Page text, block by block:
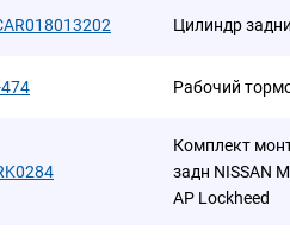
Цилиндр
Рабочий
Комплект
задн NISSAN
AP Lockheed